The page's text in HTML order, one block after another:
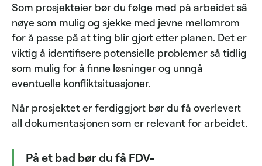
Som prosjekteier bør du følge med på arbeidet så
nøye som mulig og sjekke med jevne mellomrom
for å passe på at ting blir gjort etter planen. Det er
viktig å identifisere potensielle problemer så tidlig
som mulig for å finne løsninger og unngå
eventuelle konfliktsituasjoner.
Når prosjektet er ferdiggjort bør du få overlevert
all dokumentasjonen som er relevant for arbeidet.
På et bad bør du få FDV-